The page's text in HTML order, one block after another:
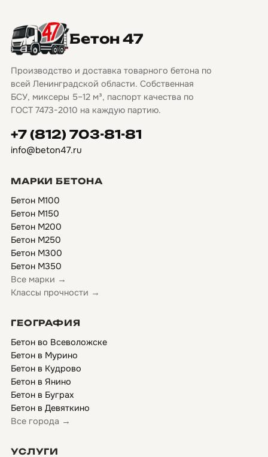
Бетон 47
Производство и доставка товарного бетона по
всей Ленинградской области. Собственная
БСУ, миксеры 5–12 м³, паспорт качества по
ГОСТ 7473-2010 на каждую партию.
+7 (812) 703-81-81
info@beton47.ru
МАРКИ БЕТОНА
Бетон М100
Бетон М150
Бетон М200
Бетон М250
Бетон М300
Бетон М350
Все марки →
Классы прочности →
ГЕОГРАФИЯ
Бетон во Всеволожске
Бетон в Мурино
Бетон в Кудрово
Бетон в Янино
Бетон в Буграх
Бетон в Девяткино
Все города →
УСЛУГИ